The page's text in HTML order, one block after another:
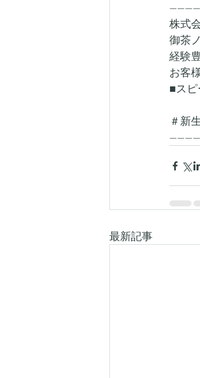
株式
御茶
経験
お客
■ス
＃新
最新記事